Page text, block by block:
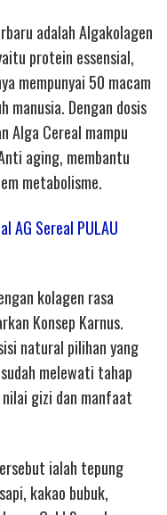
adalah Algakolagen
protein essensial,
mempunyai 50 macam
manusia. Dengan dosis
Alga Cereal mampu
aging, membantu
metabolisme.
AG Sereal PULAU
kolagen rasa
Konsep Karnus.
natural pilihan yang
melewati tahap
gizi dan manfaat
ialah tepung
kakao bubuk,